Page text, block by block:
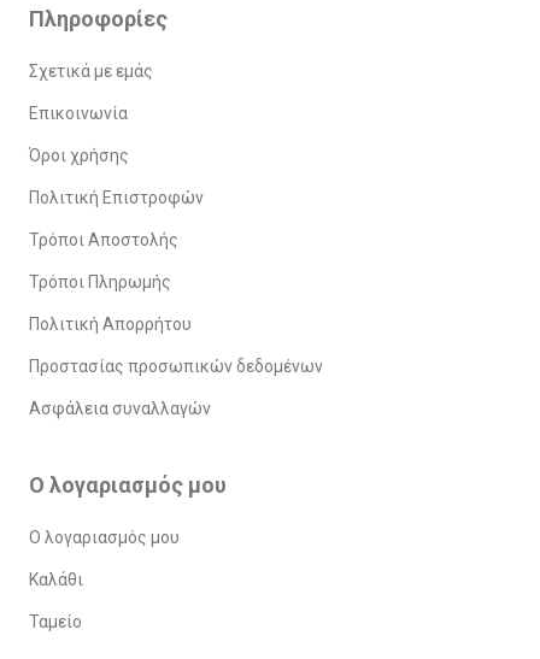
Πληροφορίες
Σχετικά με εμάς
Επικοινωνία
Όροι χρήσης
Πολιτική Επιστροφών
Τρόποι Αποστολής
Τρόποι Πληρωμής
Πολιτική Απορρήτου
Προστασίας προσωπικών δεδομένων
Ασφάλεια συναλλαγών
Ο λογαριασμός μου
Ο λογαριασμός μου
Καλάθι
Ταμείο